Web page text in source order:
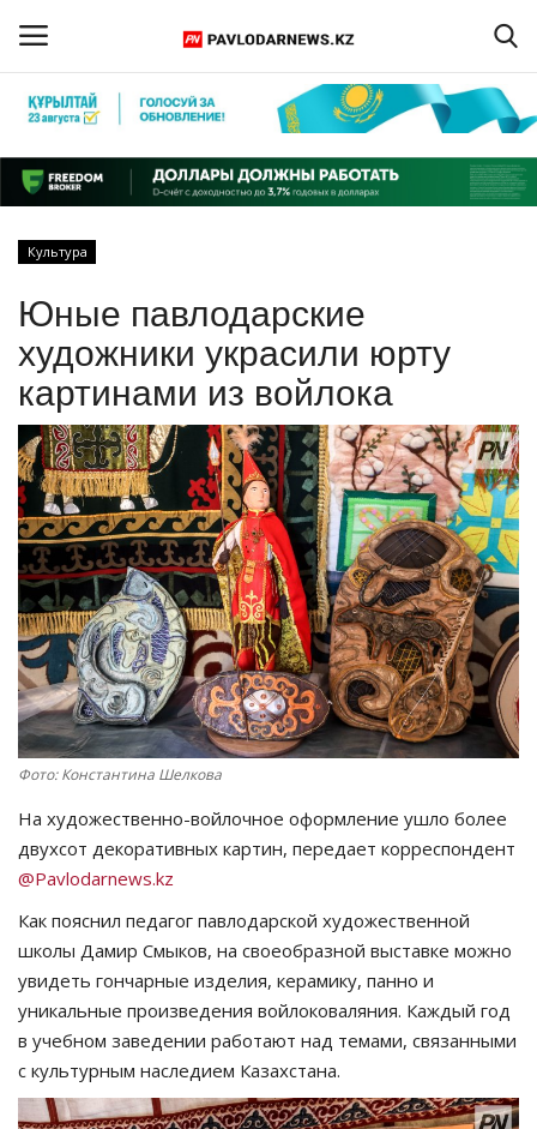
Регистрация
Главная
ПАВЛОДАРСКАЯ ОБЛАСТЬ
КАЗАХСТАН
МИР
СПЕЦПРОЕКТЫ
СПОРТ
Чек-лист
РАЗВЛЕЧЕНИЯ
OFFICIAL
Курултай
Язык
Қазақша Русский
Культура
Юные павлодарские
художники украсили юрту
картинами из войлока
Фото: Константина Шелкова
На художественно-войлочное оформление ушло более
двухсот декоративных картин, передает корреспондент
@Pavlodarnews.kz
Как пояснил педагог павлодарской художественной
школы Дамир Смыков, на своеобразной выставке можно
увидеть гончарные изделия, керамику, панно и
уникальные произведения войлоковаляния. Каждый год
в учебном заведении работают над темами, связанными
с культурным наследием Казахстана.